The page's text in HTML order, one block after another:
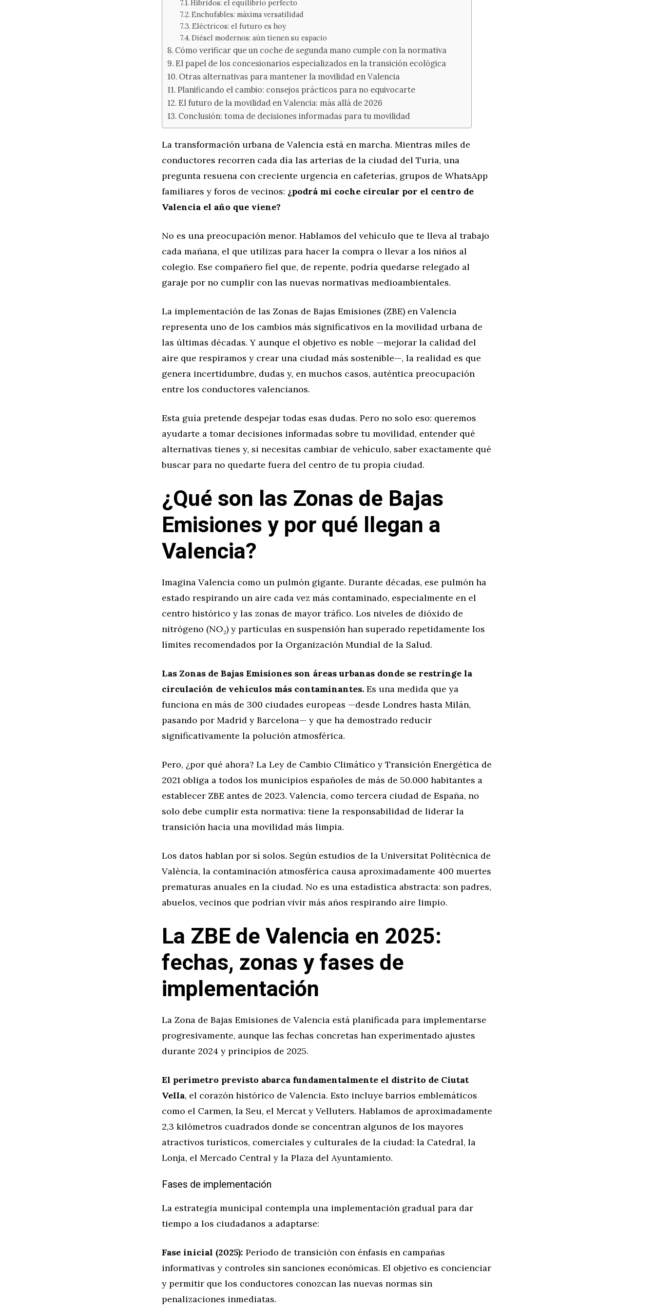
Híbridos: el equilibrio perfecto
Enchufables: máxima versatilidad
Eléctricos: el futuro es hoy
Diésel modernos: aún tienen su espacio
Cómo verificar que un coche de segunda mano cumple con la normativa
El papel de los concesionarios especializados en la transición ecológica
Otras alternativas para mantener la movilidad en Valencia
Planificando el cambio: consejos prácticos para no equivocarte
El futuro de la movilidad en Valencia: más allá de 2026
Conclusión: toma de decisiones informadas para tu movilidad
La transformación urbana de Valencia está en marcha. Mientras miles de
conductores recorren cada día las arterias de la ciudad del Turia, una
pregunta resuena con creciente urgencia en cafeterías, grupos de WhatsApp
familiares y foros de vecinos: ¿podrá mi coche circular por el centro de
Valencia el año que viene?
No es una preocupación menor. Hablamos del vehículo que te lleva al trabajo
cada mañana, el que utilizas para hacer la compra o llevar a los niños al
colegio. Ese compañero fiel que, de repente, podría quedarse relegado al
garaje por no cumplir con las nuevas normativas medioambientales.
La implementación de las Zonas de Bajas Emisiones (ZBE) en Valencia
representa uno de los cambios más significativos en la movilidad urbana de
las últimas décadas. Y aunque el objetivo es noble —mejorar la calidad del
aire que respiramos y crear una ciudad más sostenible—, la realidad es que
genera incertidumbre, dudas y, en muchos casos, auténtica preocupación
entre los conductores valencianos.
Esta guía pretende despejar todas esas dudas. Pero no solo eso: queremos
ayudarte a tomar decisiones informadas sobre tu movilidad, entender qué
alternativas tienes y, si necesitas cambiar de vehículo, saber exactamente qué
buscar para no quedarte fuera del centro de tu propia ciudad.
¿Qué son las Zonas de Bajas
Emisiones y por qué llegan a
Valencia?
Imagina Valencia como un pulmón gigante. Durante décadas, ese pulmón ha
estado respirando un aire cada vez más contaminado, especialmente en el
centro histórico y las zonas de mayor tráfico. Los niveles de dióxido de
nitrógeno (NO₂) y partículas en suspensión han superado repetidamente los
límites recomendados por la Organización Mundial de la Salud.
Las Zonas de Bajas Emisiones son áreas urbanas donde se restringe la
circulación de vehículos más contaminantes. Es una medida que ya
funciona en más de 300 ciudades europeas —desde Londres hasta Milán,
pasando por Madrid y Barcelona— y que ha demostrado reducir
significativamente la polución atmosférica.
Pero, ¿por qué ahora? La Ley de Cambio Climático y Transición Energética de
2021 obliga a todos los municipios españoles de más de 50.000 habitantes a
establecer ZBE antes de 2023. Valencia, como tercera ciudad de España, no
solo debe cumplir esta normativa: tiene la responsabilidad de liderar la
transición hacia una movilidad más limpia.
Los datos hablan por sí solos. Según estudios de la Universitat Politècnica de
València, la contaminación atmosférica causa aproximadamente 400 muertes
prematuras anuales en la ciudad. No es una estadística abstracta: son padres,
abuelos, vecinos que podrían vivir más años respirando aire limpio.
La ZBE de Valencia en 2025:
fechas, zonas y fases de
implementación
La Zona de Bajas Emisiones de Valencia está planificada para implementarse
progresivamente, aunque las fechas concretas han experimentado ajustes
durante 2024 y principios de 2025.
El perímetro previsto abarca fundamentalmente el distrito de Ciutat
Vella, el corazón histórico de Valencia. Esto incluye barrios emblemáticos
como el Carmen, la Seu, el Mercat y Velluters. Hablamos de aproximadamente
2,3 kilómetros cuadrados donde se concentran algunos de los mayores
atractivos turísticos, comerciales y culturales de la ciudad: la Catedral, la
Lonja, el Mercado Central y la Plaza del Ayuntamiento.
Fases de implementación
La estrategia municipal contempla una implementación gradual para dar
tiempo a los ciudadanos a adaptarse:
Fase inicial (2025): Período de transición con énfasis en campañas
informativas y controles sin sanciones económicas. El objetivo es concienciar
y permitir que los conductores conozcan las nuevas normas sin
penalizaciones inmediatas.